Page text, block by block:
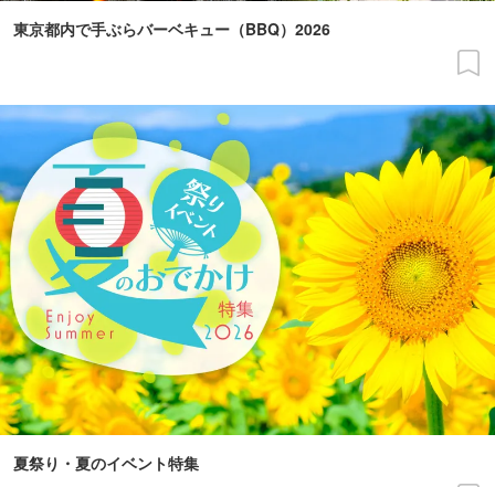
東京都内で手ぶらバーベキュー（BBQ）2026
夏祭り・夏のイベント特集